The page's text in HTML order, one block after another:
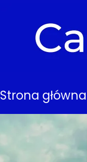
Strona główna